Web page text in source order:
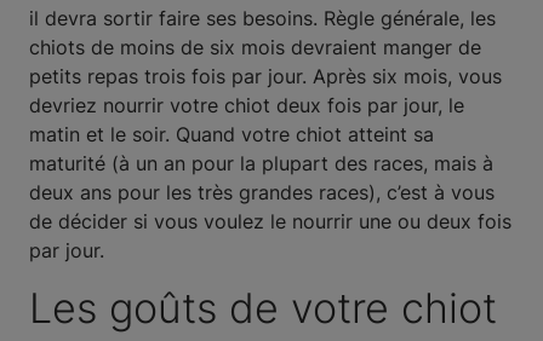
il devra sortir faire ses besoins. Règle générale, les
chiots de moins de six mois devraient manger de
petits repas trois fois par jour. Après six mois, vous
devriez nourrir votre chiot deux fois par jour, le
matin et le soir. Quand votre chiot atteint sa
maturité (à un an pour la plupart des races, mais à
deux ans pour les très grandes races), c’est à vous
de décider si vous voulez le nourrir une ou deux fois
par jour.
Les goûts de votre chiot